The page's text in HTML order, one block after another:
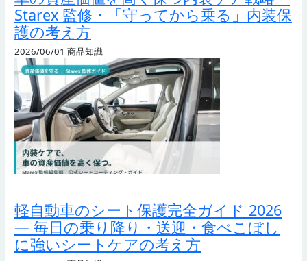
Starex 監修・「守ってから乗る」内装保
護の考え方
2026/06/01 商品知識
軽自動車のシート保護完全ガイド 2026
— 毎日の乗り降り・送迎・食べこぼし
に強いシートケアの考え方